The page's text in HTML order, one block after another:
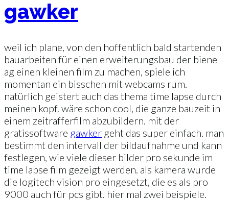
gawker
weil ich plane, von den hoffentlich bald startenden
bauarbeiten für einen erweiterungsbau der biene
ag einen kleinen film zu machen, spiele ich
momentan ein bisschen mit webcams rum.
natürlich geistert auch das thema time lapse durch
meinen kopf. wäre schon cool, die ganze bauzeit in
einem zeitrafferfilm abzubildern. mit der
gratissoftware gawker geht das super einfach. man
bestimmt den intervall der bildaufnahme und kann
festlegen, wie viele dieser bilder pro sekunde im
time lapse film gezeigt werden. als kamera wurde
die logitech vision pro eingesetzt, die es als pro
9000 auch für pcs gibt. hier mal zwei beispiele.